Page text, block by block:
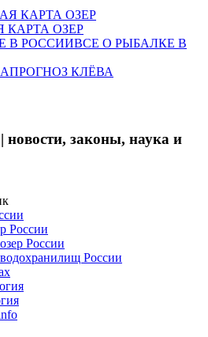
КАРТА ОЗЕР
ВСЕ О РЫБАЛКЕ В
ПРОГНОЗ КЛЁВА
новости, законы, наука и
России
России
России